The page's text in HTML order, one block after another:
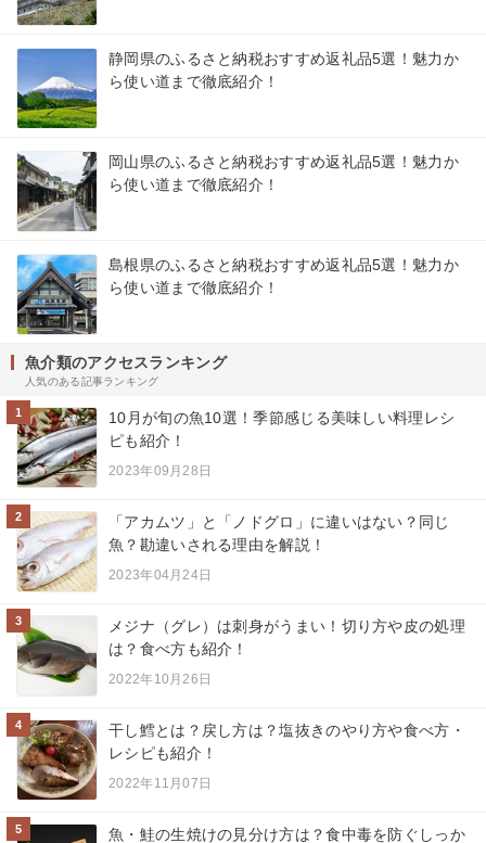
静岡県のふるさと納税おすすめ返礼品5選！魅力か
ら使い道まで徹底紹介！
岡山県のふるさと納税おすすめ返礼品5選！魅力か
ら使い道まで徹底紹介！
島根県のふるさと納税おすすめ返礼品5選！魅力か
ら使い道まで徹底紹介！
魚介類のアクセスランキング
人気のある記事ランキング
1
10月が旬の魚10選！季節感じる美味しい料理レシ
ピも紹介！
2023年09月28日
2
「アカムツ」と「ノドグロ」に違いはない？同じ
魚？勘違いされる理由を解説！
2023年04月24日
3
メジナ（グレ）は刺身がうまい！切り方や皮の処理
は？食べ方も紹介！
2022年10月26日
4
干し鱈とは？戻し方は？塩抜きのやり方や食べ方・
レシピも紹介！
2022年11月07日
5
魚・鮭の生焼けの見分け方は？食中毒を防ぐしっか